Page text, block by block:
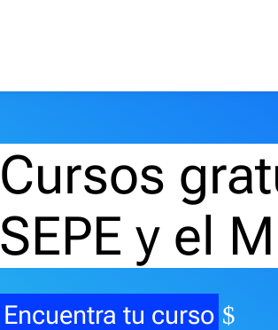
Cursos
SEPE y el
Encuentra tu curso